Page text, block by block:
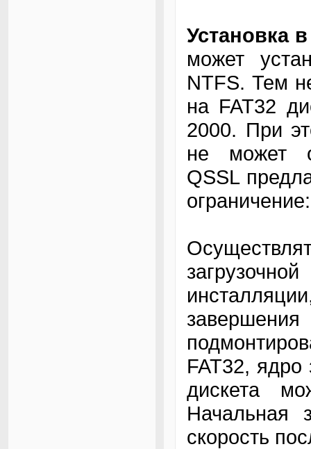
Установка
может
NTFS. Тем
на FAT32
2000. При
не может
QSSL
ограничение:
FAT32, ядро
дискета
Начальная
скорость